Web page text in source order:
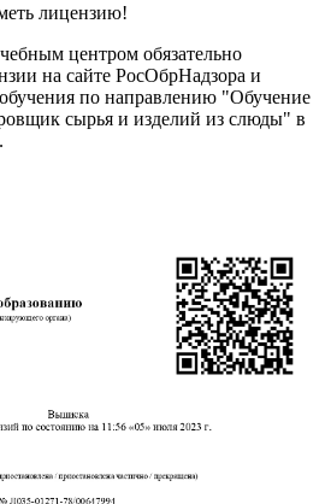
лицензию!
центром обязательно
на сайте РосОбрНадзора и
по направлению "Обучение
сырья и изделий из слюды" в